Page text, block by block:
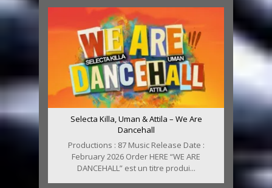
Selecta Killa, Uman & Attila – We Are
Dancehall
Productions : 87 Music Release Date :
February 2026 Order HERE “WE ARE
DANCEHALL” est un titre produi...